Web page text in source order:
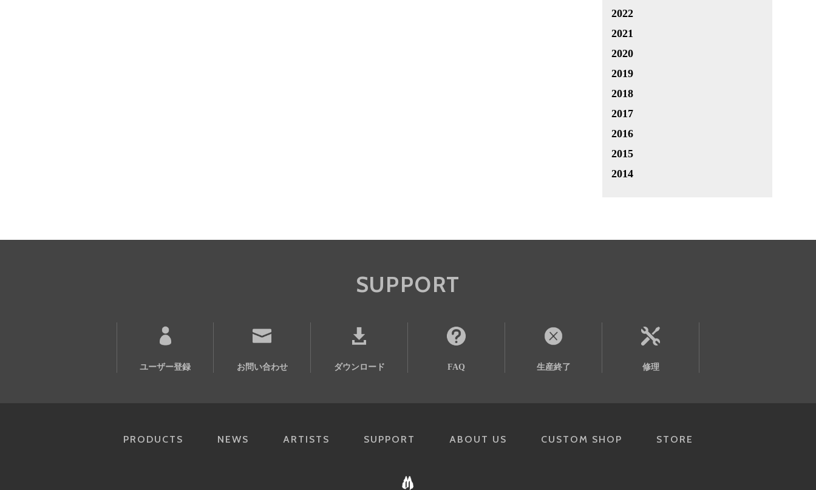
2022
2021
2020
2019
2018
2017
2016
2015
2014
SUPPORT
ユーザー登録 お問い合わせ ダウンロード FAQ 生産終了 修理
PRODUCTS NEWS ARTISTS SUPPORT ABOUT US CUSTOM SHOP STORE